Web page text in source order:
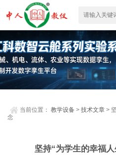
当前位置：教学设备 >技术文章 >
念
坚持“为学生的幸福